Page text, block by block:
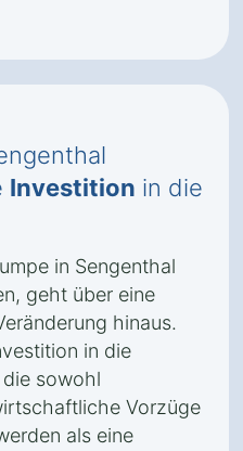
Investition in die
in Sengenthal
geht über eine
hinaus.
in die
sowohl
Vorzüge
als eine